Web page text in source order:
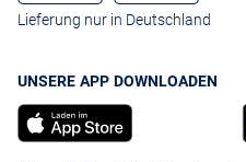
Lieferung nur in Deutschland
UNSERE APP DOWNLOADEN